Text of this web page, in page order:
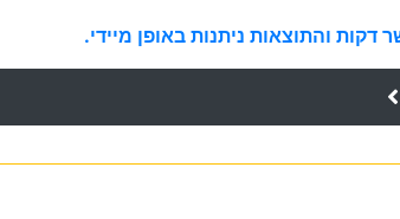
והתוצאות ניתנות באופן מיידי.